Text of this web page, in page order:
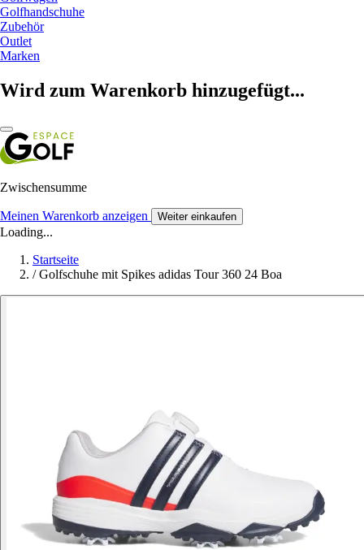
Golfhandschuhe
Zubehör
Outlet
Marken
Wird zum Warenkorb hinzugefügt...
Zwischensumme
Meinen Warenkorb anzeigen Weiter einkaufen
Loading...
Startseite
/ Golfschuhe mit Spikes adidas Tour 360 24 Boa